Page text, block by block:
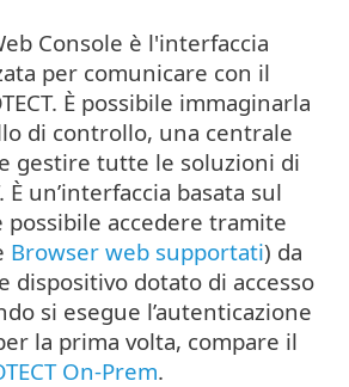
Console è l'interfaccia
per comunicare con il
È possibile immaginarla
di controllo, una centrale
gestire tutte le soluzioni di
È un’interfaccia basata sul
possibile accedere tramite
Browser web supportati) da
dispositivo dotato di accesso
si esegue l’autenticazione
la prima volta, compare il
On-Prem.